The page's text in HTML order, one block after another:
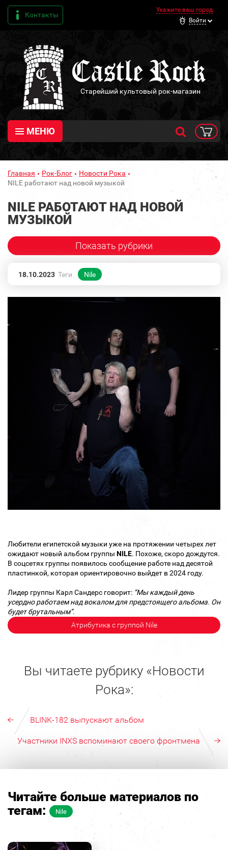
Контакты
Укажите ваш город
Войти
Старейший культовый рок-магазин
МЕНЮ
Главная Рок-Блог
Новости Рока
NILE работают над новой музыкой
NILE РАБОТАЮТ НАД НОВОЙ
МУЗЫКОЙ
Показать рубрики
18.10.2023 Теги Nile
Любители египетской музыки уже на протяжении четырех лет
ожидают новый альбом группы NILE. Похоже, скоро дождутся.
В соцсетях группы появилось сообщение работе над десятой
пластинкой, которая ориентировочно выйдет в 2024 году.
Лидер группы Карл Сандерс говорит: “Мы каждый день
усердно работаем над вокалом для предстоящего альбома. Он
будет брутальным”.
Атрибутика с группой Nile
Вы читаете рубрику «Новости
Рока»:
BLINK-182 выпускают альбом
Участники INXS вспоминают своего фронтмена
Читайте больше материалов по
тегам:
Nile